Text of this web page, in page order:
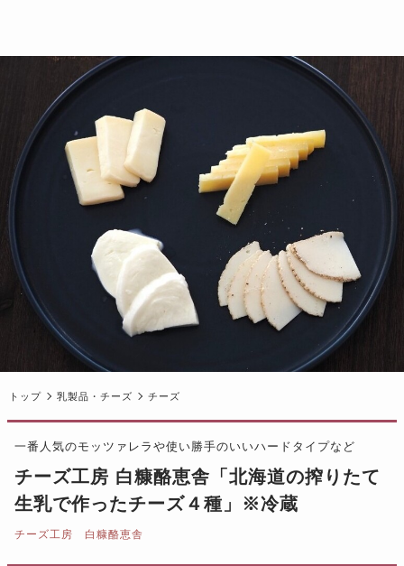
トップ 乳製品・チーズ チーズ
一番人気のモッツァレラや使い勝手のいいハードタイプなど
チーズ工房 白糠酪恵舎「北海道の搾りたて
生乳で作ったチーズ４種」※冷蔵
チーズ工房 白糠酪恵舎